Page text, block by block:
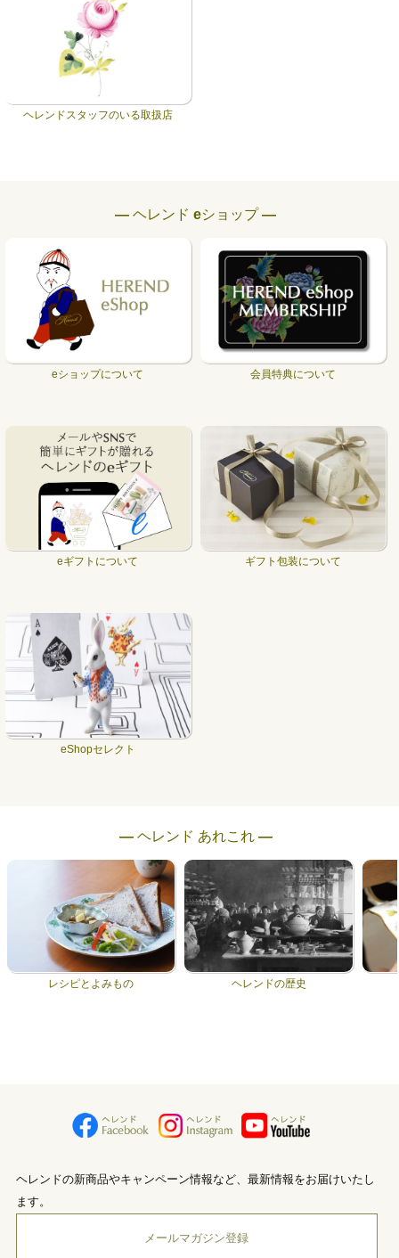
ヘレンドスタッフのいる取扱店
― ヘレンド eショップ ―
eショップについて 会員特典について
eギフトについて ギフト包装について
eShopセレクト
― ヘレンド あれこれ ―
レシピとよみもの ヘレンドの歴史
ヘレンドの新商品やキャンペーン情報など、最新情報をお届けいたし
ます。
メールマガジン登録